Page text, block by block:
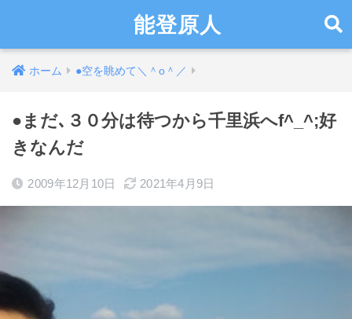
能登原人
ホーム ●空を眺めて＼＾o＾／
●まだ､３０分は待つから千里浜へf^_^;好
きなんだ
2009年12月10日 2021年4月9日